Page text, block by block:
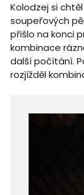
Kolodzej si
soupeřových
přišlo na konci
kombinace
další počítání.
rozjížděl